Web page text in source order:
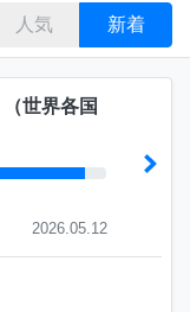
人気 新着
（世界各国
2026.05.12